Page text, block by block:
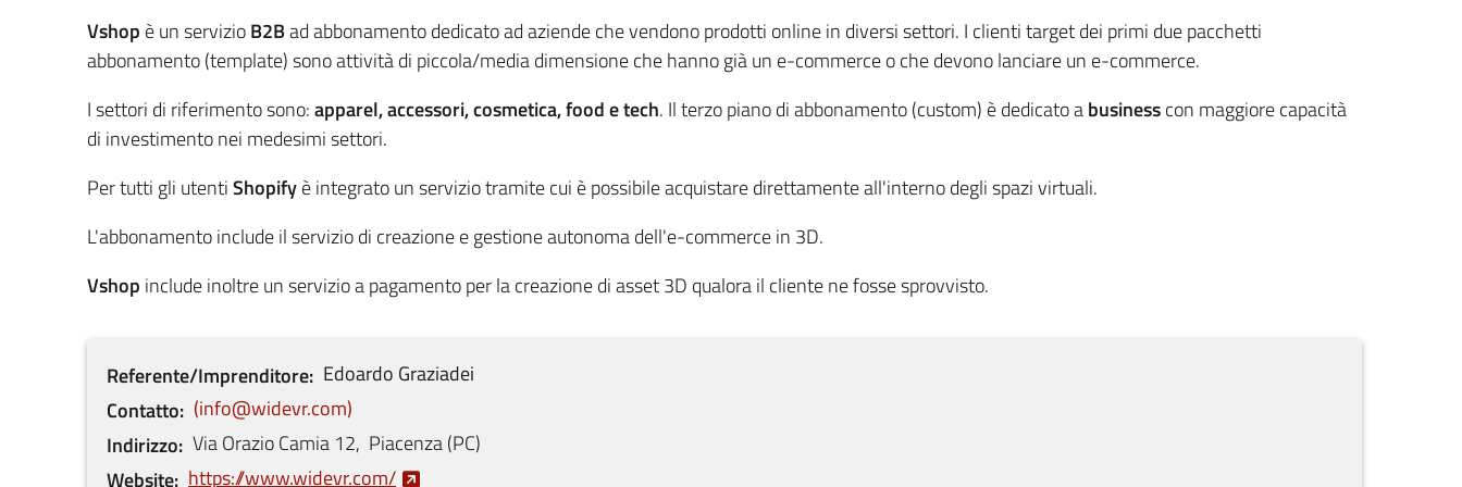
Vshop è un servizioB2Bad abbonamento dedicato ad aziende che vendono prodotti online in diversi settori. I clienti target dei primi due pacchetti
abbonamento (template) sono attività di piccola/media dimensione che hanno già un e-commerce o che devono lanciare un e-commerce.
I settori di riferimento sono:apparel, accessori, cosmetica, food e tech. Il terzo piano di abbonamento (custom) è dedicato abusinesscon maggiore capacità
di investimento nei medesimi settori.
Per tutti gli utentiShopifyè integrato un servizio tramite cui è possibile acquistare direttamente all'interno degli spazi virtuali.
L'abbonamento include il servizio di creazione e gestione autonoma dell'e-commerce in 3D.
Vshop include inoltre un servizio a pagamento per la creazione di asset 3D qualora il cliente ne fosse sprovvisto.
Referente/Imprenditore Edoardo Graziadei
Contatto
info@widevr.com
Indirizzo Via Orazio Camia 12, Piacenza(PC)
Website https://www.widevr.com/